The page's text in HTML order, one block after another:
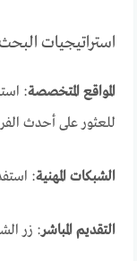
استراتيجيات
المواقع المتخصصة:
للعثور على أحدث
الشبكات المهنية:
التقديم المباشر: زر